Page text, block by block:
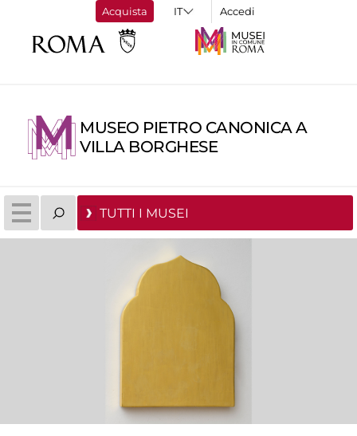
Acquista Accedi
MUSEO PIETRO CANONICA A
VILLA BORGHESE
TUTTI I MUSEI